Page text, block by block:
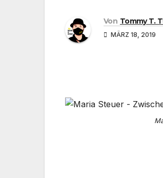
Von Tommy T.
MÄRZ 18, 2019